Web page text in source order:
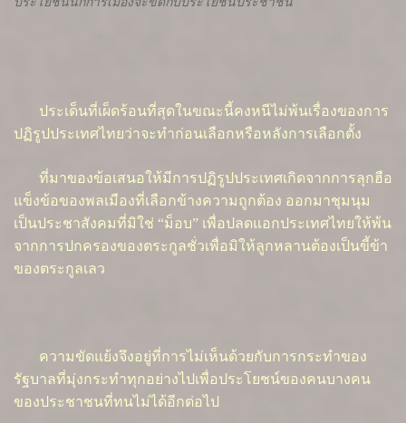
ประเด็นที่เผ็ดร้อนที่สุดในขณะนี้คงหนีไม่พ้นเรื่องของการ
ปฏิรูปประเทศไทยว่าจะทำก่อนเลือกหรือหลังการเลือกตั้ง
ที่มาของข้อเสนอให้มีการปฏิรูปประเทศเกิดจากการลุกฮือ
แข็งข้อของพลเมืองที่เลือกข้างความถูกต้อง ออกมาชุมนุม
เป็นประชาสังคมที่มิใช่ “ม็อบ” เพื่อปลดแอกประเทศไทยให้พ้น
จากการปกครองของตระกูลชั่วเพื่อมิให้ลูกหลานต้องเป็นขี้ข้า
ของตระกูลเลว
ความขัดแย้งจึงอยู่ที่การไม่เห็นด้วยกับการกระทำของ
รัฐบาลที่มุ่งกระทำทุกอย่างไปเพื่อประโยชน์ของคนบางคน
ของประชาชนที่ทนไม่ได้อีกต่อไป